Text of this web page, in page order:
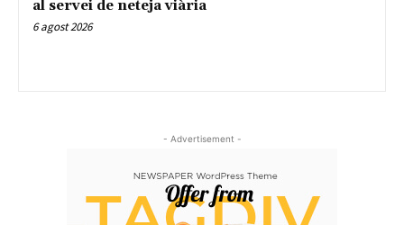
al servei de neteja viària
6 agost 2026
- Advertisement -